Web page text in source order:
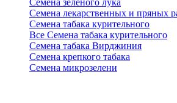
Семена зеленого лука
Семена лекарственных и пряных
Семена табака курительного
Все Семена табака курительного
Семена табака Вирджиния
Семена крепкого табака
Семена микрозелени